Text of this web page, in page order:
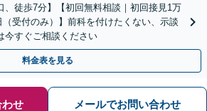
、徒歩7分】【初回無料相談｜初回接見1万
受付のみ）】前科を付けたくない、示談
今すぐご相談ください
料金表を見る
せ メールでお問い合わせ